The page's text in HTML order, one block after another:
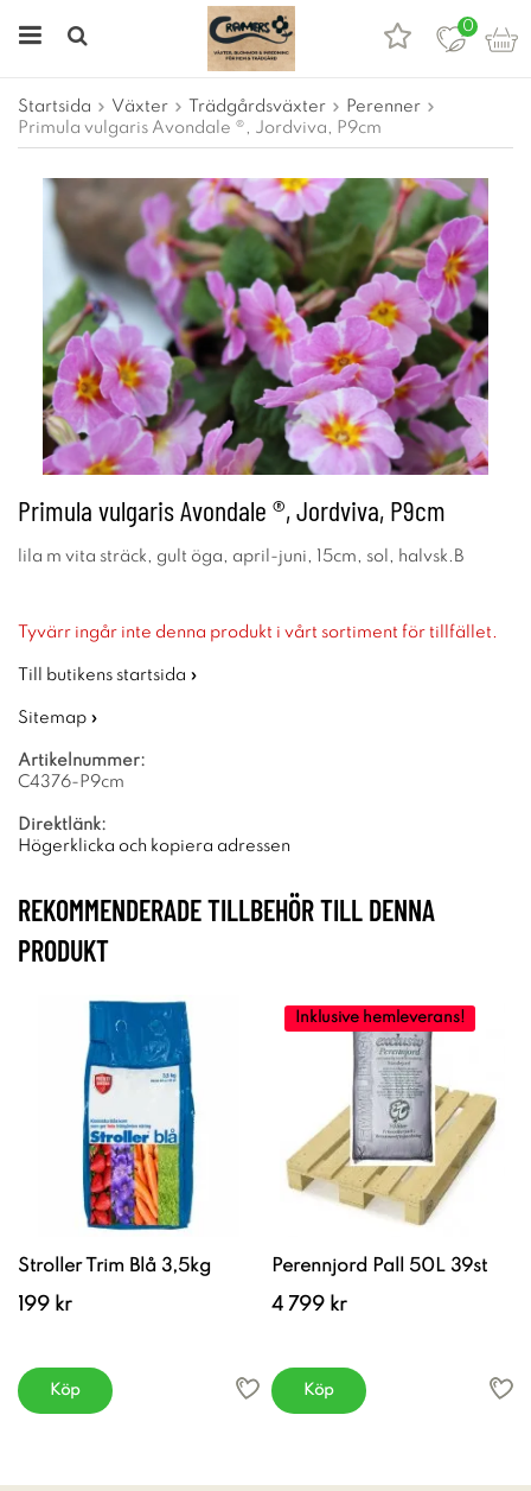
0
Startsida Växter Trädgårdsväxter
Perenner
Primula vulgaris Avondale ®, Jordviva, P9cm
Primula vulgaris Avondale ®, Jordviva, P9cm
lila m vita sträck, gult öga, april-juni, 15cm, sol, halvsk.B
Tyvärr ingår inte denna produkt i vårt sortiment för tillfället.
Till butikens startsida »
Sitemap »
Artikelnummer:
C4376-P9cm
Direktlänk:
Högerklicka och kopiera adressen
REKOMMENDERADE TILLBEHÖR TILL DENNA
PRODUKT
Stroller Trim Blå 3,5kg
199 kr
Köp
Inklusive hemleverans!
Perennjord Pall 50L 39st
4 799 kr
Köp